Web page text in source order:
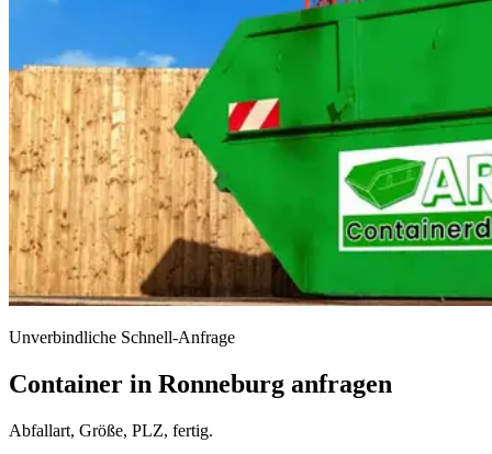
Unverbindliche Schnell-Anfrage
Container in Ronneburg anfragen
Abfallart, Größe, PLZ, fertig.